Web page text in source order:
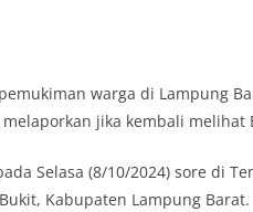
warga di Lampung
jika kembali melihat
Selasa (8/10/2024) sore di
Kabupaten Lampung Barat.